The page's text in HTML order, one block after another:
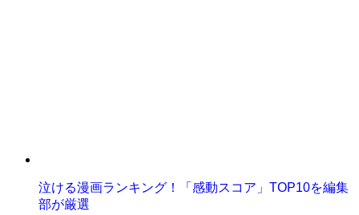
泣ける漫画ランキング！「感動スコア」TOP10を編集
部が厳選